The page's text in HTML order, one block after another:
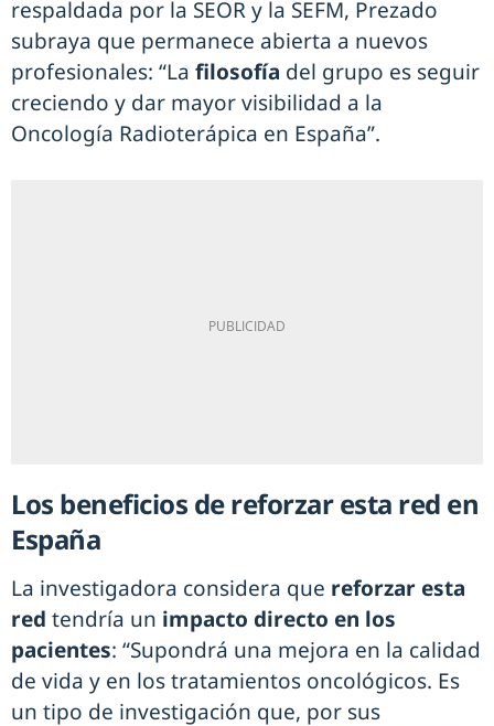
respaldada por la SEOR y la SEFM, Prezado
subraya que permanece abierta a nuevos
profesionales: “La filosofía del grupo es seguir
creciendo y dar mayor visibilidad a la
Oncología Radioterápica en España”.
Los beneficios de reforzar esta red en
España
La investigadora considera que reforzar esta
red tendría un impacto directo en los
pacientes: “Supondrá una mejora en la calidad
de vida y en los tratamientos oncológicos. Es
un tipo de investigación que, por sus